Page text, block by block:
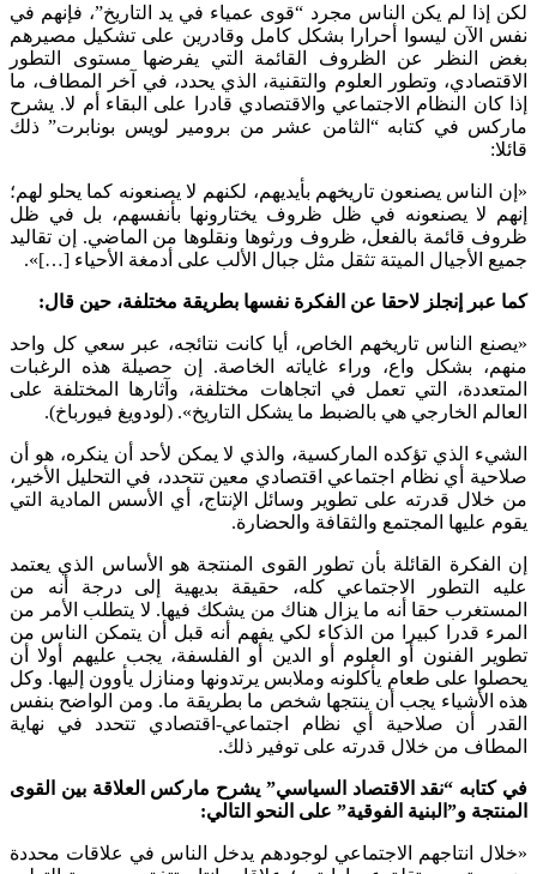
لكن إذا لم يكن الناس مجرد “قوى عمياء في يد التاريخ”، فإنهم في
نفس الآن ليسوا أحرارا بشكل كامل وقادرين على تشكيل مصيرهم
بغض النظر عن الظروف القائمة التي يفرضها مستوى التطور
الاقتصادي، وتطور العلوم والتقنية، الذي يحدد، في آخر المطاف، ما
إذا كان النظام الاجتماعي والاقتصادي قادرا على البقاء أم لا. يشرح
ماركس في كتابه “الثامن عشر من برومير لويس بونابرت” ذلك
قائلا:
«إن الناس يصنعون تاريخهم بأيديهم، لكنهم لا يصنعونه كما يحلو لهم؛
إنهم لا يصنعونه في ظل ظروف يختارونها بأنفسهم، بل في ظل
ظروف قائمة بالفعل، ظروف ورثوها ونقلوها من الماضي. إن تقاليد
جميع الأجيال الميتة تثقل مثل جبال الألب على أدمغة الأحياء […]».
كما عبر إنجلز لاحقا عن الفكرة نفسها بطريقة مختلفة، حين قال:
«يصنع الناس تاريخهم الخاص، أيا كانت نتائجه، عبر سعي كل واحد
منهم، بشكل واع، وراء غاياته الخاصة. إن حصيلة هذه الرغبات
المتعددة، التي تعمل في اتجاهات مختلفة، وآثارها المختلفة على
العالم الخارجي هي بالضبط ما يشكل التاريخ». (لودويغ فيورباخ).
الشيء الذي تؤكده الماركسية، والذي لا يمكن لأحد أن ينكره، هو أن
صلاحية أي نظام اجتماعي اقتصادي معين تتحدد، في التحليل الأخير،
من خلال قدرته على تطوير وسائل الإنتاج، أي الأسس المادية التي
يقوم عليها المجتمع والثقافة والحضارة.
إن الفكرة القائلة بأن تطور القوى المنتجة هو الأساس الذي يعتمد
عليه التطور الاجتماعي كله، حقيقة بديهية إلى درجة أنه من
المستغرب حقا أنه ما يزال هناك من يشكك فيها. لا يتطلب الأمر من
المرء قدرا كبيرا من الذكاء لكي يفهم أنه قبل أن يتمكن الناس من
تطوير الفنون أو العلوم أو الدين أو الفلسفة، يجب عليهم أولا أن
يحصلوا على طعام يأكلونه وملابس يرتدونها ومنازل يأوون إليها. وكل
هذه الأشياء يجب أن ينتجها شخص ما بطريقة ما. ومن الواضح بنفس
القدر أن صلاحية أي نظام اجتماعي-اقتصادي تتحدد في نهاية
المطاف من خلال قدرته على توفير ذلك.
في كتابه “نقد الاقتصاد السياسي” يشرح ماركس العلاقة بين القوى
المنتجة و”البنية الفوقية” على النحو التالي:
«خلال انتاجهم الاجتماعي لوجودهم يدخل الناس في علاقات محددة